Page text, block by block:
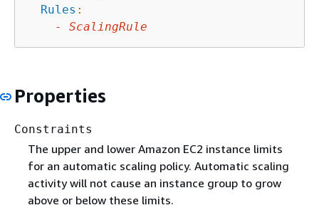
Rules :
-
ScalingRule
Properties
Constraints
The upper and lower Amazon EC2 instance limits
for an automatic scaling policy. Automatic scaling
activity will not cause an instance group to grow
above or below these limits.